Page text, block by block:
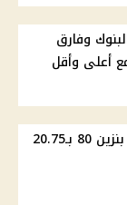
وفارق
أعلى وأقل
أسعار الوقود في مصر اليوم .. بنزين 80 بـ20.75